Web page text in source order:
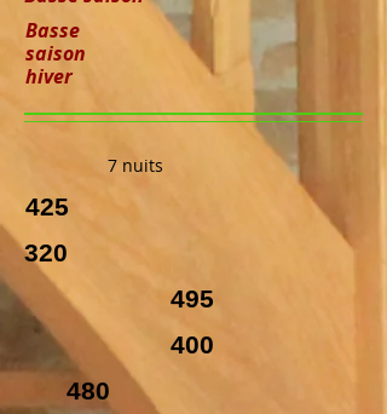
Basse
saison
hiver
7 nuits
425
320
495
400
480